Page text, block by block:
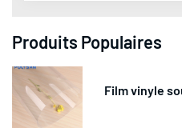
Produits Populaires
Film vinyle